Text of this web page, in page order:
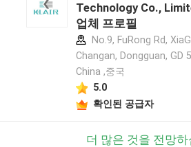
Technology Co.,
업체 프로필
No.9, FuRong Rd,
Changan, Dongguan, GD
China ,중국
5.0
확인된 공급자
더 많은 것을 전망하